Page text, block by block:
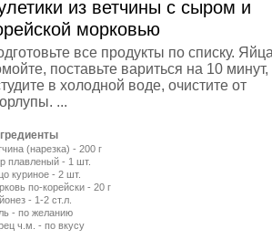
из ветчины с сыром и
морковью
все продукты по списку.
поставьте вариться на 10 минут,
в холодной воде, очистите от
...
(нарезка) - 200 г
плавленый - 1 шт.
куриное - 2 шт.
по-корейски - 20 г
- 1-2 ст.л.
- по желанию
ч.м. - по вкусу